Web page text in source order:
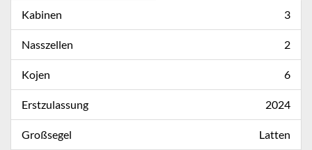
Kabinen 3
Nasszellen 2
Kojen 6
Erstzulassung 2024
Großsegel Latten